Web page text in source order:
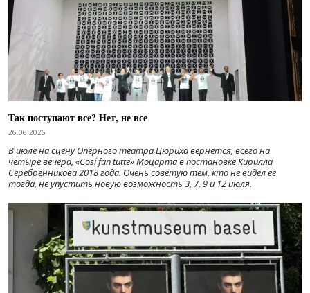
Так поступают все? Нет, не все
26.06.2026
В июле на сцену Оперного театра Цюриха вернется, всего на
четыре вечера, «Cosí fan tutte» Моцарта в постановке Кирилла
Серебренникова 2018 года. Очень советую тем, кто не видел ее
тогда, не упустить новую возможность 3, 7, 9 и 12 июля.